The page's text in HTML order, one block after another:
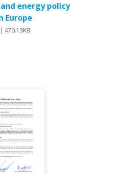
energy policy
Europe
470.13KB